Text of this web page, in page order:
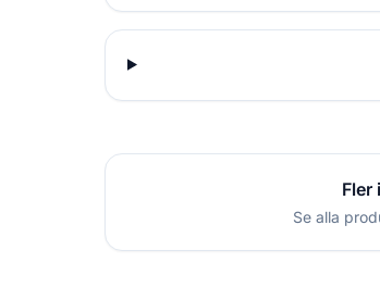
Fler
Se alla